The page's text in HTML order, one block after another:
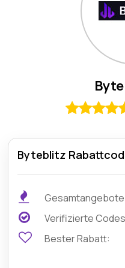
Byteblitz
Verifizierte
Bester Rabatt: